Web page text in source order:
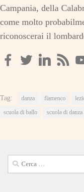
Campania, della
come molto
riconoscerai il
Tag: danza flamenco
scuola di ballo
scuola di danza
Ricerca
per: